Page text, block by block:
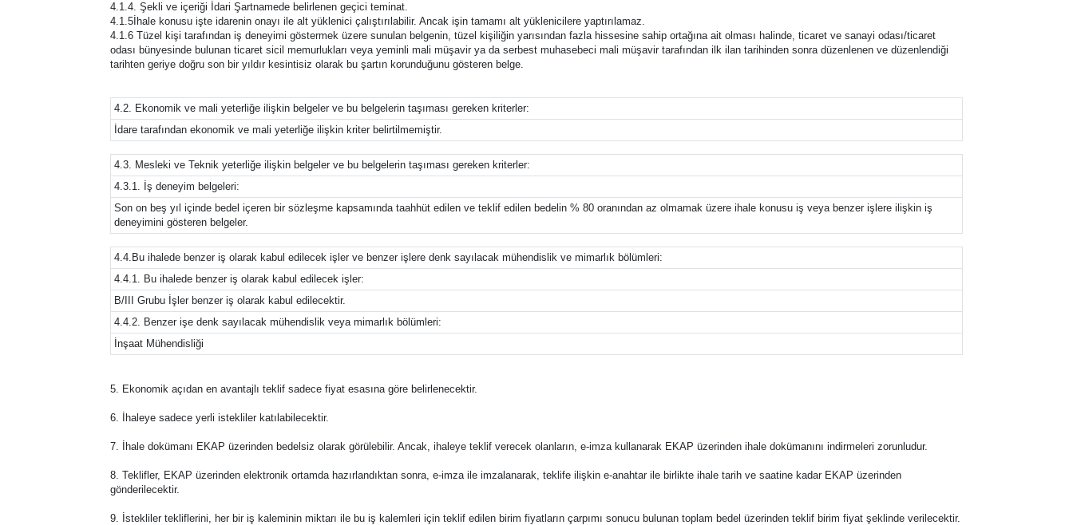
4.1.4. Şekli ve içeriği İdari Şartnamede belirlenen geçici teminat.
4.1.5İhale konusu işte idarenin onayı ile alt yüklenici çalıştırılabilir. Ancak işin tamamı alt yüklenicilere yaptırılamaz.
4.1.6 Tüzel kişi tarafından iş deneyimi göstermek üzere sunulan belgenin, tüzel kişiliğin yarısından fazla hissesine sahip ortağına ait olması halinde, ticaret ve sanayi odası/ticaret
odası bünyesinde bulunan ticaret sicil memurlukları veya yeminli mali müşavir ya da serbest muhasebeci mali müşavir tarafından ilk ilan tarihinden sonra düzenlenen ve düzenlendiği
tarihten geriye doğru son bir yıldır kesintisiz olarak bu şartın korunduğunu gösteren belge.
4.2. Ekonomik ve mali yeterliğe ilişkin belgeler ve bu belgelerin taşıması gereken kriterler:
İdare tarafından ekonomik ve mali yeterliğe ilişkin kriter belirtilmemiştir.
4.3. Mesleki ve Teknik yeterliğe ilişkin belgeler ve bu belgelerin taşıması gereken kriterler:
4.3.1. İş deneyim belgeleri:
Son on beş yıl içinde bedel içeren bir sözleşme kapsamında taahhüt edilen ve teklif edilen bedelin % 80 oranından az olmamak üzere ihale konusu iş veya benzer işlere ilişkin iş
deneyimini gösteren belgeler.
4.4.Bu ihalede benzer iş olarak kabul edilecek işler ve benzer işlere denk sayılacak mühendislik ve mimarlık bölümleri:
4.4.1. Bu ihalede benzer iş olarak kabul edilecek işler:
B/III Grubu İşler benzer iş olarak kabul edilecektir.
4.4.2. Benzer işe denk sayılacak mühendislik veya mimarlık bölümleri:
İnşaat Mühendisliği
5. Ekonomik açıdan en avantajlı teklif sadece fiyat esasına göre belirlenecektir.
6. İhaleye sadece yerli istekliler katılabilecektir.
7. İhale dokümanı EKAP üzerinden bedelsiz olarak görülebilir. Ancak, ihaleye teklif verecek olanların, e-imza kullanarak EKAP üzerinden ihale dokümanını indirmeleri zorunludur.
8. Teklifler, EKAP üzerinden elektronik ortamda hazırlandıktan sonra, e-imza ile imzalanarak, teklife ilişkin e-anahtar ile birlikte ihale tarih ve saatine kadar EKAP üzerinden
gönderilecektir.
9. İstekliler tekliflerini, her bir iş kaleminin miktarı ile bu iş kalemleri için teklif edilen birim fiyatların çarpımı sonucu bulunan toplam bedel üzerinden teklif birim fiyat şeklinde verilecektir.